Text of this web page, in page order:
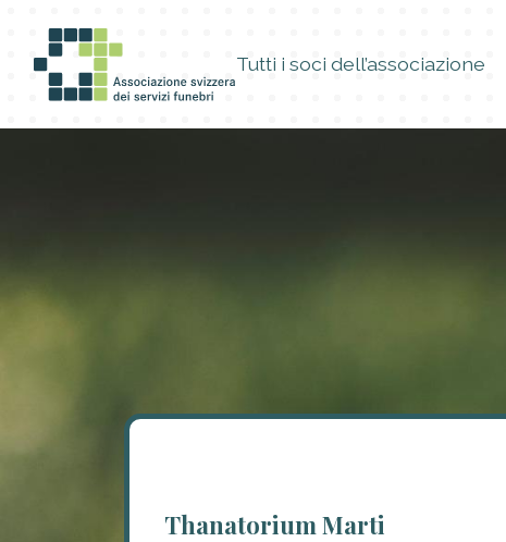
Tutti i soci dell’associazione
Thanatorium Marti